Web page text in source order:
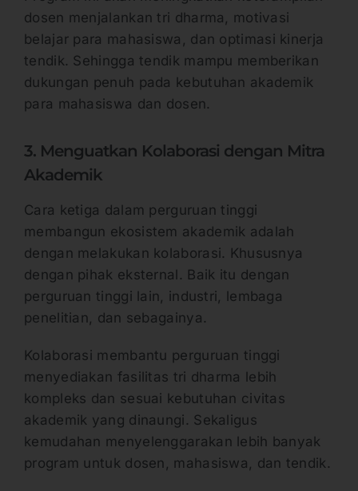
dosen menjalankan tri dharma, motivasi
belajar para mahasiswa, dan optimasi kinerja
tendik. Sehingga tendik mampu memberikan
dukungan penuh pada kebutuhan akademik
para mahasiswa dan dosen.
3. Menguatkan Kolaborasi dengan Mitra
Akademik
Cara ketiga dalam perguruan tinggi
membangun ekosistem akademik adalah
dengan melakukan kolaborasi. Khususnya
dengan pihak eksternal. Baik itu dengan
perguruan tinggi lain, industri, lembaga
penelitian, dan sebagainya.
Kolaborasi membantu perguruan tinggi
menyediakan fasilitas tri dharma lebih
kompleks dan sesuai kebutuhan civitas
akademik yang dinaungi. Sekaligus
kemudahan menyelenggarakan lebih banyak
program untuk dosen, mahasiswa, dan tendik.